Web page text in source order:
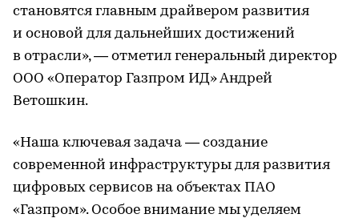
становятся главным драйвером развития
и основой для дальнейших достижений
в отрасли», — отметил генеральный директор
ООО «Оператор Газпром ИД» Андрей
Ветошкин.
«Наша ключевая задача — создание
современной инфраструктуры для развития
цифровых сервисов на объектах ПАО
«Газпром». Особое внимание мы уделяем